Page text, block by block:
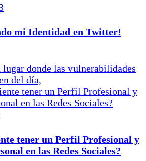
mi Identidad en Twitter!
lugar donde las vulnerabilidades
del día,
tener un Perfil Profesional y
en las Redes Sociales?